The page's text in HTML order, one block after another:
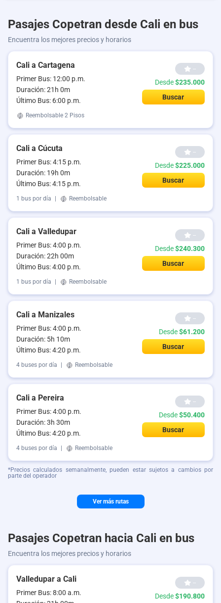
Pasajes Copetran desde Cali en bus
Encuentra los mejores precios y horarios
Cali a Cartagena
Primer Bus: 12:00 p.m.
Duración: 21h 0m
Último Bus: 6:00 p.m.
--
Desde$235.000
Buscar
Reembolsable 2 Pisos
Cali a Cúcuta
Primer Bus: 4:15 p.m.
Duración: 19h 0m
Último Bus: 4:15 p.m.
--
Desde$225.000
Buscar
1 bus por día Reembolsable
Cali a Valledupar
Primer Bus: 4:00 p.m.
Duración: 22h 00m
Último Bus: 4:00 p.m.
--
Desde$240.300
Buscar
1 bus por día Reembolsable
Cali a Manizales
Primer Bus: 4:00 p.m.
Duración: 5h 10m
Último Bus: 4:20 p.m.
--
Desde$61.200
Buscar
4 buses por día Reembolsable
Cali a Pereira
Primer Bus: 4:00 p.m.
Duración: 3h 30m
Último Bus: 4:20 p.m.
--
Desde$50.400
Buscar
4 buses por día Reembolsable
*Precios calculados semanalmente, pueden estar sujetos a cambios por
parte del operador
Ver más rutas
Pasajes Copetran hacia Cali en bus
Encuentra los mejores precios y horarios
Valledupar a Cali
Primer Bus: 8:00 a.m.
--
Desde$190.800